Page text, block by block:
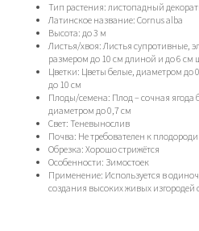
Тип растения: листопадный
Латинское название: Cornus alba
Высота: до 3 м
Листья/хвоя: Листья супротивные,
размером до 10 см длиной и до 6
Цветки: Цветы белые, диаметром до
до 10 см
Плоды/семена: Плод – сочная ягода
диаметром до 0,7 см
Свет: Теневынослив
Почва: Не требователен к
Обрезка: Хорошо стрижётся
Особенности: Зимостоек
Применение: Используется в
создания высоких живых изгородей